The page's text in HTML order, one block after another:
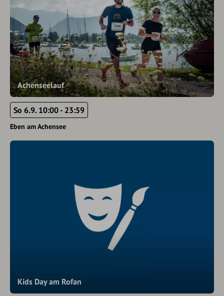
Achenseelauf
So 6.9. 10:00 - 23:59
Eben am Achensee
Kids Day am Rofan